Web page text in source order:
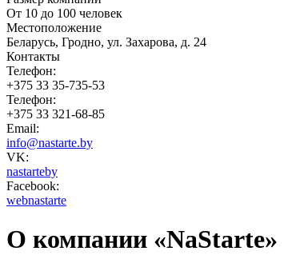
От 10 до 100 человек
Местоположение
Беларусь, Гродно, ул. Захарова, д. 24
Контакты
Телефон:
+375 33 35-735-53
Телефон:
+375 33 321-68-85
Email:
info@nastarte.by
VK:
nastarteby
Facebook:
webnastarte
О компании «NaStarte»